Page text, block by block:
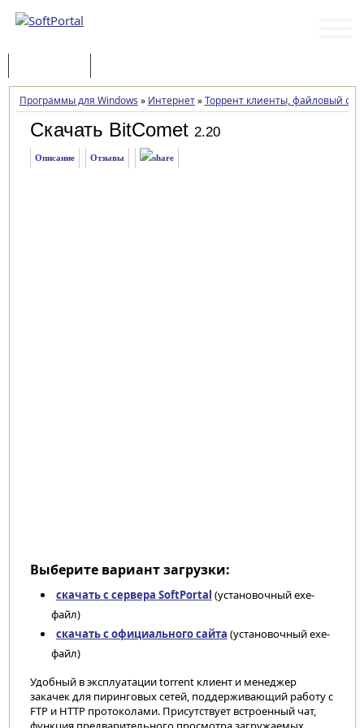
Программы для Windows » Интернет»Торрент клиенты, файловый
Скачать BitComet 2.20
Описание Отзывы
Выберите вариант загрузки:
скачать с сервера SoftPortal (установочный exe-
файл)
скачать с официального сайта (установочный exe-
файл)
Удобный в эксплуатации torrent клиент и менеджер
закачек для пиринговых сетей, поддерживающий работу с
FTP и HTTP протоколами. Присутствует встроенный чат,